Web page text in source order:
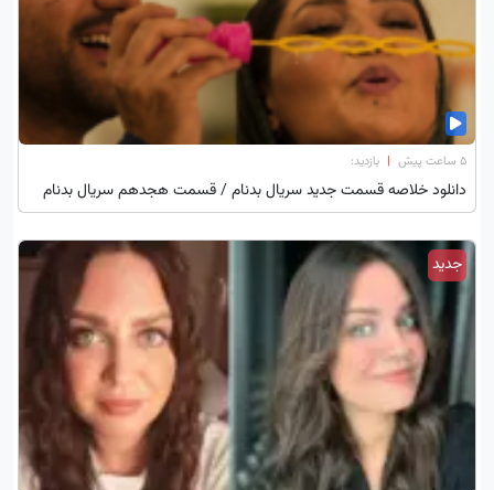
۵ ساعت پیش | بازدید:
دانلود خلاصه قسمت جدید سریال بدنام / قسمت هجدهم سریال بدنام
جدید